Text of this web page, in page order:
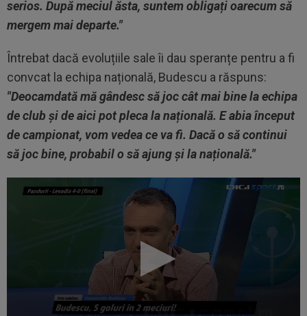
serios. După meciul ăsta, suntem obligați oarecum să
mergem mai departe."
Întrebat dacă evoluțiile sale îi dau speranțe pentru a fi
convcat la echipa națională, Budescu a răspuns:
"Deocamdată mă gândesc să joc cât mai bine la echipa
de club și de aici pot pleca la națională. E abia început
de campionat, vom vedea ce va fi. Dacă o să continui
să joc bine, probabil o să ajung și la națională."